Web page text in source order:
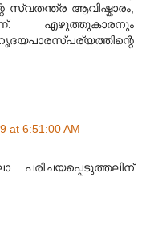
ആവിഷ്കാരം,
എഴുത്തുകാരനും
at 6:51:00 AM